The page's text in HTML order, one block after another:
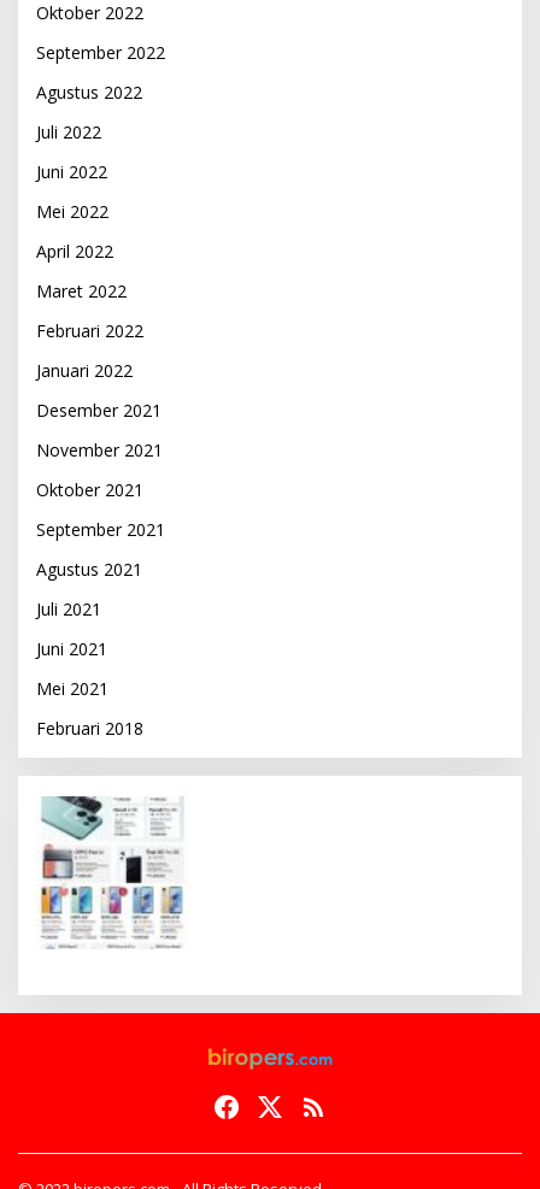
Oktober 2022
September 2022
Agustus 2022
Juli 2022
Juni 2022
Mei 2022
April 2022
Maret 2022
Februari 2022
Januari 2022
Desember 2021
November 2021
Oktober 2021
September 2021
Agustus 2021
Juli 2021
Juni 2021
Mei 2021
Februari 2018